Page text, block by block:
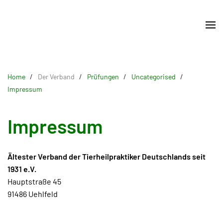
Home Der Verband Prüfungen
Uncategorised
Impressum
Impressum
Ältester Verband der Tierheilpraktiker Deutschlands seit
1931 e.V.
Hauptstraße 45
91486 Uehlfeld